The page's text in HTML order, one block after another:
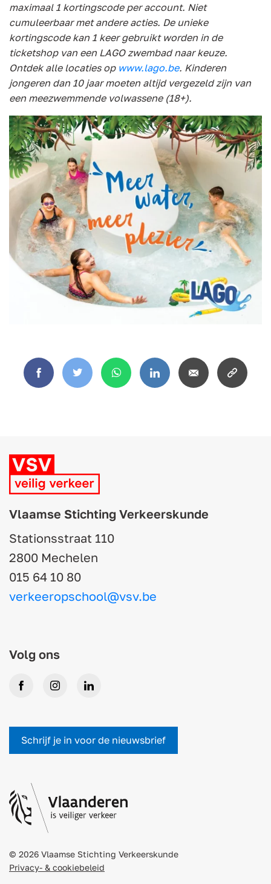
maximaal 1 kortingscode per account. Niet
cumuleerbaar met andere acties. De unieke
kortingscode kan 1 keer gebruikt worden in de
ticketshop van een LAGO zwembad naar keuze.
Ontdek alle locaties op www.lago.be. Kinderen
jongeren dan 10 jaar moeten altijd vergezeld zijn van
een meezwemmende volwassene (18+).
FacebookTwitter WhatsAppLinkedInEmail
Copy
Vlaamse Stichting Verkeerskunde
Stationsstraat 110
2800 Mechelen
015 64 10 80
verkeeropschool@vsv.be
Volg ons
FacebookInstagramLinkedIn
Schrijf je in voor de nieuwsbrief
© 2026 Vlaamse Stichting Verkeerskunde
Privacy- & cookiebeleid